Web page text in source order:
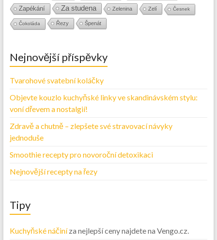
Zapékání
Za studena Zelenina Zelí Česnek
Čokoláda Řezy Špenát
Nejnovější příspěvky
Tvarohové svatební koláčky
Objevte kouzlo kuchyňské linky ve skandinávském stylu:
voní dřevem a nostalgií!
Zdravě a chutně – zlepšete své stravovací návyky
jednoduše
Smoothie recepty pro novoroční detoxikaci
Nejnovější recepty na řezy
Tipy
Kuchyňské náčiníza nejlepší ceny najdete na Vengo.cz.